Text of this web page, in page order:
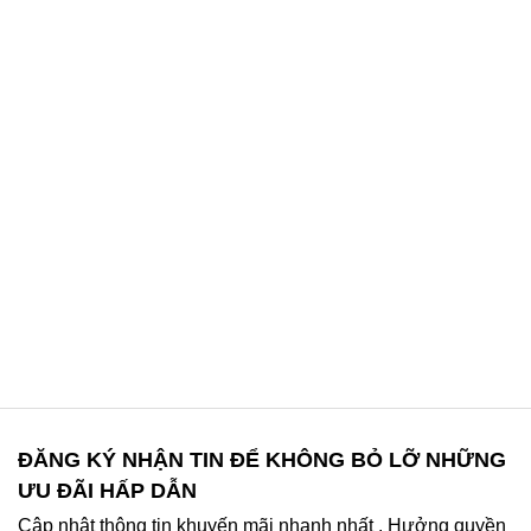
ĐĂNG KÝ NHẬN TIN ĐỂ KHÔNG BỎ LỠ NHỮNG
ƯU ĐÃI HẤP DẪN
Cập nhật thông tin khuyến mãi nhanh nhất . Hưởng quyền